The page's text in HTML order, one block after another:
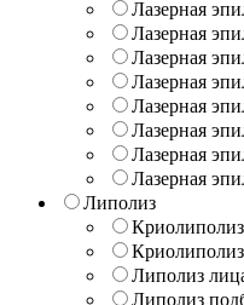
Лазерная
Лазерная
Лазерная
Лазерная
Лазерная
Лазерная
Лазерная
Лазерная
Липолиз
Криолиполиз
Липолиз
Липолиз